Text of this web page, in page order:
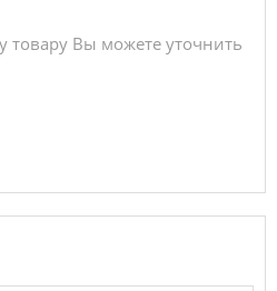
Вы можете уточнить